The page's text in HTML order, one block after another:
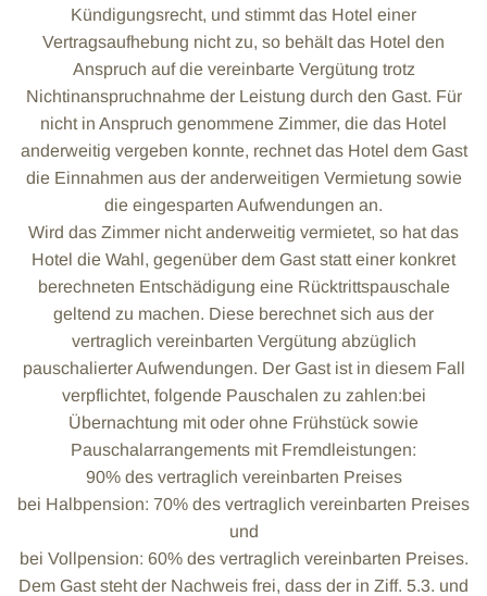
Kündigungsrecht, und stimmt das Hotel einer
Vertragsaufhebung nicht zu, so behält das Hotel den
Anspruch auf die vereinbarte Vergütung trotz
Nichtinanspruchnahme der Leistung durch den Gast. Für
nicht in Anspruch genommene Zimmer, die das Hotel
anderweitig vergeben konnte, rechnet das Hotel dem Gast
die Einnahmen aus der anderweitigen Vermietung sowie
die eingesparten Aufwendungen an.
Wird das Zimmer nicht anderweitig vermietet, so hat das
Hotel die Wahl, gegenüber dem Gast statt einer konkret
berechneten Entschädigung eine Rücktrittspauschale
geltend zu machen. Diese berechnet sich aus der
vertraglich vereinbarten Vergütung abzüglich
pauschalierter Aufwendungen. Der Gast ist in diesem Fall
verpflichtet, folgende Pauschalen zu zahlen:bei
Übernachtung mit oder ohne Frühstück sowie
Pauschalarrangements mit Fremdleistungen:
90% des vertraglich vereinbarten Preises
bei Halbpension: 70% des vertraglich vereinbarten Preises
und
bei Vollpension: 60% des vertraglich vereinbarten Preises.
Dem Gast steht der Nachweis frei, dass der in Ziff. 5.3. und